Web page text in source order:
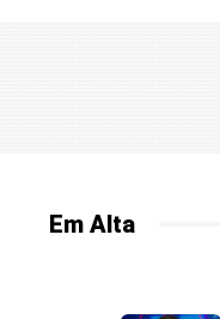
Em Alta